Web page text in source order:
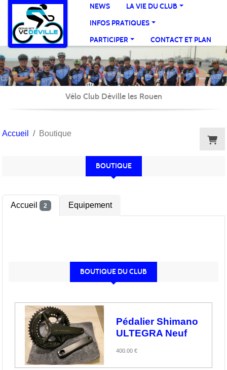
NEWS
LA VIE DU CLUB
INFOS PRATIQUES
PARTICIPER
CONTACT ET PLAN
Vélo Club Déville les Rouen
Accueil Boutique
BOUTIQUE
Accueil 2 Equipement
BOUTIQUE DU CLUB
Pédalier Shimano
ULTEGRA Neuf
400.00 €
Panneau de gestion des cookies